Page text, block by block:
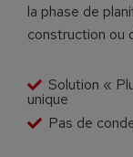
la phase de
construction ou
Solution «
unique
Pas de